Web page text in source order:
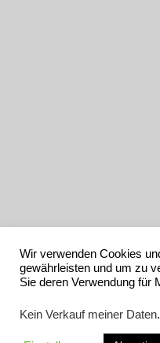
Wir verwenden Cookies
gewährleisten und um zu
Sie deren Verwendung für
Kein Verkauf meiner Daten.